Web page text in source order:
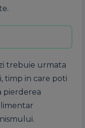
trebuie urmata
timp in care poti
pierderea